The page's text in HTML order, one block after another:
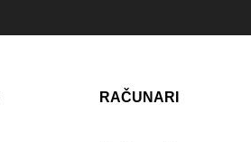
RAČUNARI